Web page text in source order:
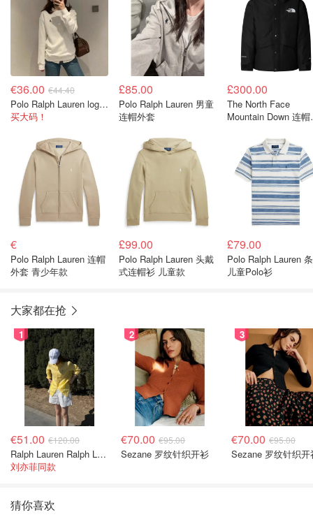
€36.00 €44.40
Polo Ralph Lauren logo卫衣
买大码！
£85.00
Polo Ralph Lauren 男童
连帽外套
£300.00
The North Face
Mountain Down 连帽
€
Polo Ralph Lauren 连帽
外套 青少年款
£99.00
Polo Ralph Lauren 头戴
式连帽衫 儿童款
£79.00
Polo Ralph Lauren 条纹
儿童Polo衫
大家都在抢
1
€51.00 €120.00
Ralph Lauren Ralph Lauren 男童亚麻衬衫
刘亦菲同款
2
€70.00 €95.00
Sezane 罗纹针织开衫
3
€70.00 €95.00
Sezane 罗纹针织开
猜你喜欢